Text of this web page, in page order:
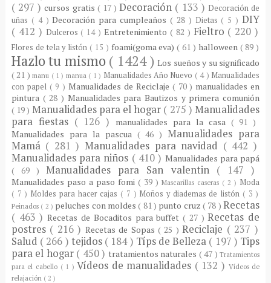
( 297 )cursos gratis ( 17 )Decoración ( 133 ) Decoración de
uñas ( 4 )Decoración para cumpleaños( 28 ) Dietas ( 5 )DIY
( 412 ) Dulceros ( 14 )Entretenimiento ( 82 ) Fieltro ( 220 )
Flores de tela y listón ( 15 ) foami(goma eva)( 61 ) halloween ( 89 )
Hazlo tu mismo ( 1424 )Los sueños y su significado
( 21 )manu ( 1 ) manua ( 1 ) Manualidades Año Nuevo ( 4 ) Manualidades
con papel ( 9 )Manualidades de Reciclaje ( 70 ) manualidades en
pintura ( 28 ) Manualidades para Bautizos y primera comunión
( 19 ) Manualidades para el hogar ( 275 )Manualidades
para fiestas ( 126 ) manualidades para la casa ( 91 )
Manualidades para la pascua ( 46 )Manualidades para
Mamá ( 281 ) Manualidades para navidad ( 442 )
Manualidades para niños ( 410 ) Manualidades para papá
( 69 )Manualidades para San valentin ( 147 )
Manualidades paso a paso fomi ( 39 )Mascarillas caseras ( 2 ) Moda
( 7 ) Moldes para hacer cajas ( 7 ) Moños y diademas de listón ( 3 )
Peinados ( 2 ) peluches con moldes( 81 ) punto cruz( 78 )Recetas
( 463 )Recetas de Bocaditos para buffet( 27 )Recetas de
postres ( 216 ) Recetas de Sopas( 25 )Reciclaje ( 237 )
Salud ( 266 ) tejidos ( 184 ) Típs de Belleza ( 197 ) Tips
para el hogar ( 450 ) tratamientos naturales ( 47 )Tratamientos
para el cabello ( 1 ) Vídeos de manualidades ( 132 ) Vídeos de
relajación ( 2 )